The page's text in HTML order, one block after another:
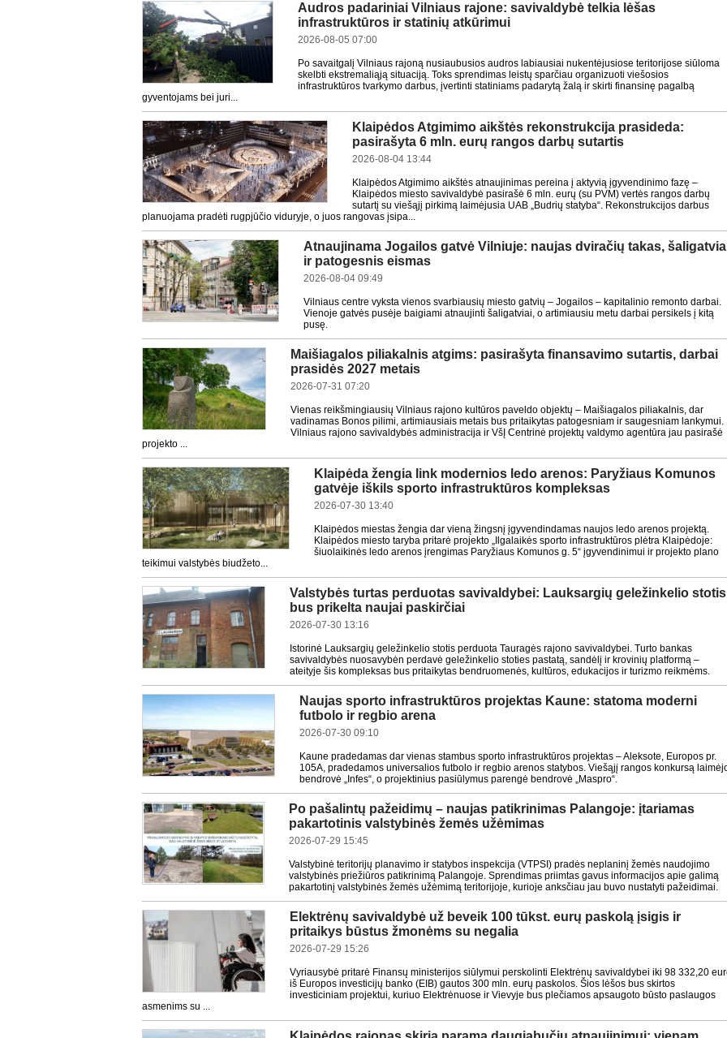
Audros padariniai Vilniaus rajone: savivaldybė telkia lėšas
infrastruktūros ir statinių atkūrimui
2026-08-05 07:00
Po savaitgalį Vilniaus rajoną nusiaubusios audros labiausiai nukentėjusiose teritorijose siūloma
skelbti ekstremaliąją situaciją. Toks sprendimas leistų sparčiau organizuoti viešosios
infrastruktūros tvarkymo darbus, įvertinti statiniams padarytą žalą ir skirti finansinę pagalbą
gyventojams bei juri...
Klaipėdos Atgimimo aikštės rekonstrukcija prasideda:
pasirašyta 6 mln. eurų rangos darbų sutartis
2026-08-04 13:44
Klaipėdos Atgimimo aikštės atnaujinimas pereina į aktyvią įgyvendinimo fazę –
Klaipėdos miesto savivaldybė pasirašė 6 mln. eurų (su PVM) vertės rangos darbų
sutartį su viešąjį pirkimą laimėjusia UAB „Budrių statyba“. Rekonstrukcijos darbus
planuojama pradėti rugpjūčio viduryje, o juos rangovas įsipa...
Atnaujinama Jogailos gatvė Vilniuje: naujas dviračių takas,
ir patogesnis eismas
2026-08-04 09:49
Vilniaus centre vyksta vienos svarbiausių miesto gatvių – Jogailos – kapitalinio remonto darbai.
Vienoje gatvės pusėje baigiami atnaujinti šaligatviai, o artimiausiu metu darbai persikels į kitą
pusę.
Maišiagalos piliakalnis atgims: pasirašyta finansavimo sutartis, darbai
prasidės 2027 metais
2026-07-31 07:20
Vienas reikšmingiausių Vilniaus rajono kultūros paveldo objektų – Maišiagalos piliakalnis, dar
vadinamas Bonos pilimi, artimiausiais metais bus pritaikytas patogesniam ir saugesniam lankymui.
Vilniaus rajono savivaldybės administracija ir VšĮ Centrinė projektų valdymo agentūra jau pasirašė
projekto ...
Klaipėda žengia link modernios ledo arenos: Paryžiaus Komunos
gatvėje iškils sporto infrastruktūros kompleksas
2026-07-30 13:40
Klaipėdos miestas žengia dar vieną žingsnį įgyvendindamas naujos ledo arenos projektą.
Klaipėdos miesto taryba pritarė projekto „Ilgalaikės sporto infrastruktūros plėtra Klaipėdoje:
šiuolaikinės ledo arenos įrengimas Paryžiaus Komunos g. 5“ įgyvendinimui ir projekto plano
teikimui valstybės biudžeto...
Valstybės turtas perduotas savivaldybei: Lauksargių geležinkelio stotis
bus prikelta naujai paskirčiai
2026-07-30 13:16
Istorinė Lauksargių geležinkelio stotis perduota Tauragės rajono savivaldybei. Turto bankas
savivaldybės nuosavybėn perdavė geležinkelio stoties pastatą, sandėlį ir krovinių platformą –
ateityje šis kompleksas bus pritaikytas bendruomenės, kultūros, edukacijos ir turizmo reikmėms.
Naujas sporto infrastruktūros projektas Kaune: statoma moderni
futbolo ir regbio arena
2026-07-30 09:10
Kaune pradedamas dar vienas stambus sporto infrastruktūros projektas – Aleksote, Europos pr.
105A, pradedamos universalios futbolo ir regbio arenos statybos. Viešąjį rangos konkursą
bendrovė „Infes“, o projektinius pasiūlymus parengė bendrovė „Maspro“.
Po pašalintų pažeidimų – naujas patikrinimas Palangoje: įtariamas
pakartotinis valstybinės žemės užėmimas
2026-07-29 15:45
Valstybinė teritorijų planavimo ir statybos inspekcija (VTPSI) pradės neplaninį žemės naudojimo
valstybinės priežiūros patikrinimą Palangoje. Sprendimas priimtas gavus informacijos apie galimą
pakartotinį valstybinės žemės užėmimą teritorijoje, kurioje anksčiau jau buvo nustatyti pažeidimai.
Elektrėnų savivaldybė už beveik 100 tūkst. eurų paskolą įsigis ir
pritaikys būstus žmonėms su negalia
2026-07-29 15:26
Vyriausybė pritarė Finansų ministerijos siūlymui perskolinti Elektrėnų savivaldybei iki 98 332,20
iš Europos investicijų banko (EIB) gautos 300 mln. eurų paskolos. Šios lėšos bus skirtos
investiciniam projektui, kuriuo Elektrėnuose ir Vievyje bus plečiamos apsaugoto būsto paslaugos
asmenims su ...